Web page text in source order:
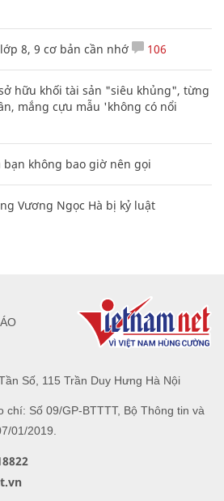
8, 9 cơ bản cần nhớ 106
hữu khối tài sản "siêu khủng", từng
mắng cựu mẫu 'không có nổi
bạn không bao giờ nên gọi
Vương Ngọc Hà bị kỷ luật
Số, 115 Trần Duy Hưng Hà Nội
chí: Số 09/GP-BTTTT, Bộ Thông tin và
01/2019.